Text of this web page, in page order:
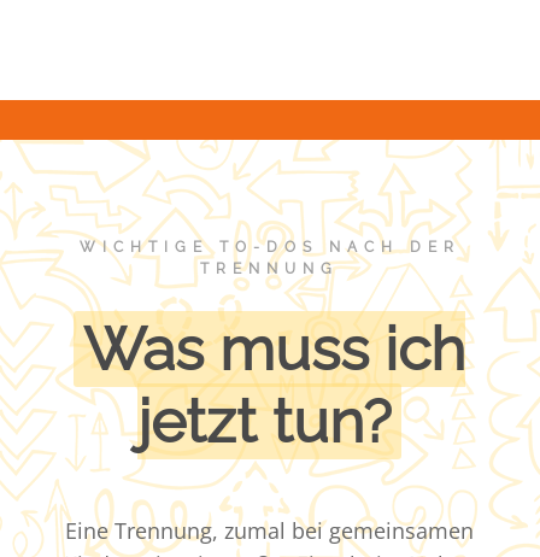
WICHTIGE TO-DOS NACH DER
TRENNUNG
Was muss ich
jetzt tun?
Eine Trennung, zumal bei gemeinsamen